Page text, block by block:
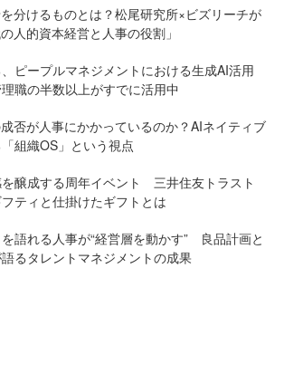
分けるものとは？松尾研究所×ビズリーチが
人的資本経営と人事の役割」
ピープルマネジメントにおける生成AI活用
職の半数以上がすでに活用中
否が人事にかかっているのか？AIネイティブ
組織OS」という視点
醸成する周年イベント 三井住友トラスト
ティと仕掛けたギフトとは
語れる人事が“経営層を動かす” 良品計画と
るタレントマネジメントの成果